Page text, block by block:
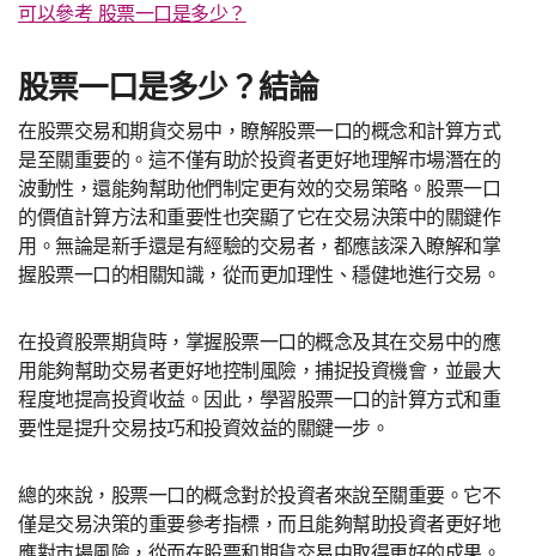
可以參考 股票一口是多少？
股票一口是多少？結論
在股票交易和期貨交易中，瞭解股票一口的概念和計算方式
是至關重要的。這不僅有助於投資者更好地理解市場潛在的
波動性，還能夠幫助他們制定更有效的交易策略。股票一口
的價值計算方法和重要性也突顯了它在交易決策中的關鍵作
用。無論是新手還是有經驗的交易者，都應該深入瞭解和掌
握股票一口的相關知識，從而更加理性、穩健地進行交易。
在投資股票期貨時，掌握股票一口的概念及其在交易中的應
用能夠幫助交易者更好地控制風險，捕捉投資機會，並最大
程度地提高投資收益。因此，學習股票一口的計算方式和重
要性是提升交易技巧和投資效益的關鍵一步。
總的來說，股票一口的概念對於投資者來說至關重要。它不
僅是交易決策的重要參考指標，而且能夠幫助投資者更好地